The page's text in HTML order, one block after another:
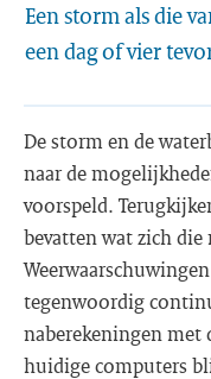
Een storm als die
een dag of vier
De storm en de
naar de
voorspeld.
bevatten wat zich die
tegenwoordig
naberekeningen met
huidige computers